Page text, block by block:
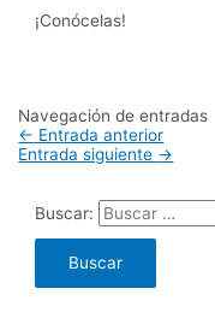
¡Conócelas!
Navegación de entradas
← Entrada anterior
Entrada siguiente →
Buscar: